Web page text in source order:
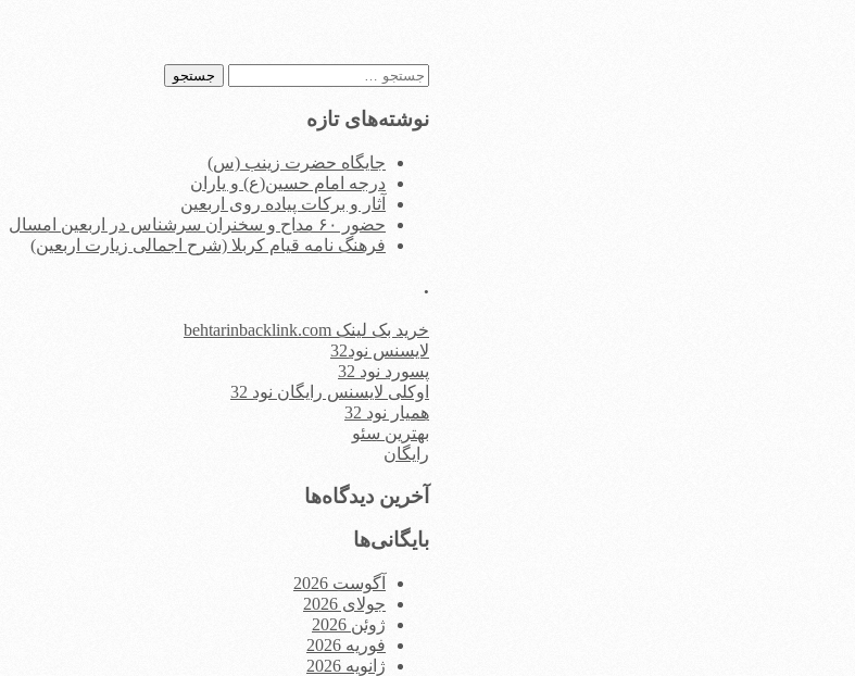
جستجو
نوشته‌های تازه
جایگاه حضرت زینب (س)
درجه امام حسین(ع) و یاران
آثار و برکات پیاده روی اربعین
حضور ۶۰ مداح و سخنران سرشناس در اربعین امسال
فرهنگ نامه قیام کربلا (شرح اجمالی زیارت اربعین)
.
خرید بک لینک behtarinbacklink.com
لایسنس نود32
پسورد نود 32
اوکلی لایسنس رایگان نود 32
همیار نود 32
بهترین سئو
رایگان
آخرین دیدگاه‌ها
بایگانی‌ها
آگوست 2026
جولای 2026
ژوئن 2026
فوریه 2026
ژانویه 2026